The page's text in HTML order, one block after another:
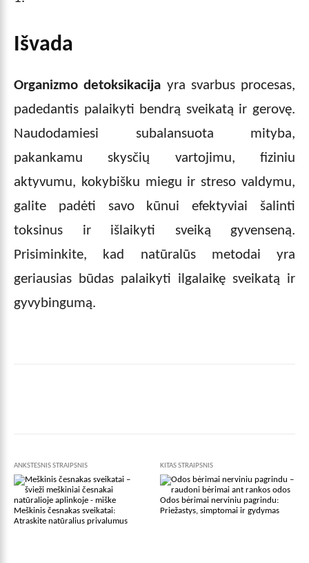
Išvada
Organizmo detoksikacija yra svarbus procesas,
padedantis palaikyti bendrą sveikatą ir gerovę.
Naudodamiesi subalansuota mityba,
pakankamu skysčių vartojimu, fiziniu
aktyvumu, kokybišku miegu ir streso valdymu,
galite padėti savo kūnui efektyviai šalinti
toksinus ir išlaikyti sveiką gyvenseną.
Prisiminkite, kad natūralūs metodai yra
geriausias būdas palaikyti ilgalaikę sveikatą ir
gyvybingumą.
ANKSTESNIS STRAIPSNIS
Meškinis česnakas sveikatai:
Atraskite natūralius privalumus
KITAS STRAIPSNIS
Odos bėrimai nerviniu pagrindu:
Priežastys, simptomai ir gydymas